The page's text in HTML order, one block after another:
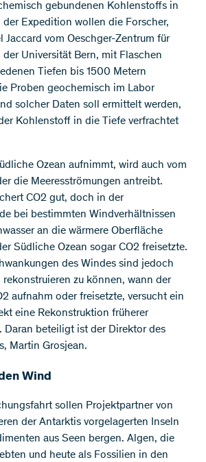
gebundenen Kohlenstoffs in
der Expedition wollen die Forscher,
Jaccard vom Oeschger-Zentrum für
Universität Bern, mit Flaschen
Tiefen bis 1500 Metern
Proben geochemisch im Labor
solcher Daten soll ermittelt werden,
Kohlenstoff in die Tiefe verfrachtet
Ozean aufnimmt, wird auch vom
die Meeresströmungen antreibt.
CO2 gut, doch in der
bei bestimmten Windverhältnissen
an die wärmere Oberfläche
Südliche Ozean sogar CO2 freisetzte.
des Windes sind jedoch
zu können, wann der
aufnahm oder freisetzte, versucht ein
eine Rekonstruktion früherer
Daran beteiligt ist der Direktor des
Martin Grosjean.
Wind
sollen Projektpartner von
der Antarktis vorgelagerten Inseln
aus Seen bergen. Algen, die
und heute als Fossilien in den